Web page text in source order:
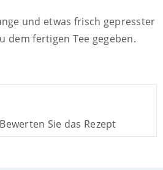
und etwas frisch gepresster
dem fertigen Tee gegeben.
Bewerten Sie das Rezept